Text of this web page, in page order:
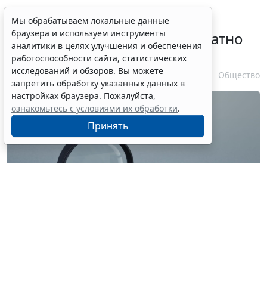
Временное удостоверение
личности оформляется бесплатно
при утрате паспорта
7 августа 2026 17:55 Общество
настройках браузера. Пожалуйста,
ознакомьтесь с условиями их обработки
Принять
Erid: 4CQwVszH9pWwojUA9Q3 Реклама
Получите полный доступ к системе
ГАРАНТ бесплатно на 3 дня!
Получить доступ